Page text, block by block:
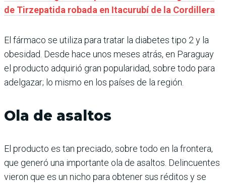
de Tirzepatida robada en Itacurubí de la Cordillera
El fármaco se utiliza para tratar la diabetes tipo 2 y la
obesidad. Desde hace unos meses atrás, en Paraguay
el producto adquirió gran popularidad, sobre todo para
adelgazar; lo mismo en los países de la región.
Ola de asaltos
El producto es tan preciado, sobre todo en la frontera,
que generó una importante ola de asaltos. Delincuentes
vieron que es un nicho para obtener sus réditos y se